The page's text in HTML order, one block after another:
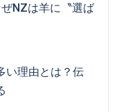
NZは羊に〝選ば
い理由とは？伝